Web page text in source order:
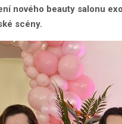
nového beauty salonu
scény.